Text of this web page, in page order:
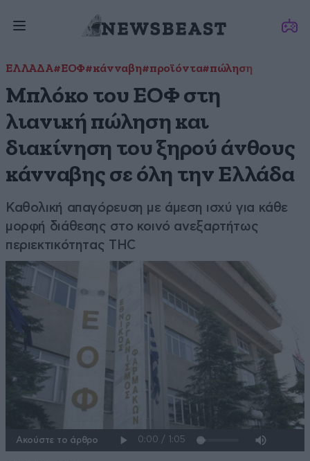
ΕΛΛΑΔΑ#ΕΟΦ#κάνναβη#προϊόντα#πώληση
Μπλόκο του ΕΟΦ στη
λιανική πώληση και
διακίνηση του ξηρού άνθους
κάνναβης σε όλη την Ελλάδα
Καθολική απαγόρευση με άμεση ισχύ για κάθε
μορφή διάθεσης στο κοινό ανεξαρτήτως
περιεκτικότητας THC
Ακούστε το άρθρο